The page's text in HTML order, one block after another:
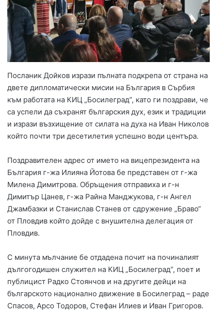
Посланик Дойков изрази пълната подкрепа от страна на
двете дипломатически мисии на България в Сърбия
към работата на КИЦ „Босилеград“, като ги поздрави, че
са успели да съхранят българския дух, език и традиции
и изрази възхищение от силата на духа на Иван Николов
който почти три десетилетия успешно води центъра.
Поздравителен адрес от името на вицепрезидента на
България г-жа Илияна Йотова бе представен от г-жа
Милена Димитрова. Обръщения отправиха и г-н
Димитър Цанев, г-жа Райна Манджукова, г-н Ангел
Джамбазки и Станислав Станев от сдружение „Браво“
от Пловдив който дойде с внушителна делегация от
Пловдив.
С минута мълчание бе отдадена почит на починалият
дългогодишен служител на КИЦ „Босилеград“, поет и
публицист Радко Стоянчов и на другите дейци на
българското национално движение в Босилеград – раде
Спасов, Арсо Тодоров, Стефан Илиев и Иван Григоров.